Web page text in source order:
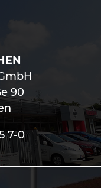
90
7-0